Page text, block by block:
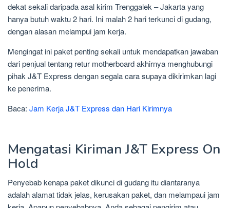
dekat sekali daripada asal kirim Trenggalek – Jakarta yang
hanya butuh waktu 2 hari. Ini malah 2 hari terkunci di gudang,
dengan alasan melampui jam kerja.
Mengingat ini paket penting sekali untuk mendapatkan jawaban
dari penjual tentang retur motherboard akhirnya menghubungi
pihak J&T Express dengan segala cara supaya dikirimkan lagi
ke penerima.
Baca: Jam Kerja J&T Express dan Hari Kirimnya
Mengatasi Kiriman J&T Express On
Hold
Penyebab kenapa paket dikunci di gudang itu diantaranya
adalah alamat tidak jelas, kerusakan paket, dan melampaui jam